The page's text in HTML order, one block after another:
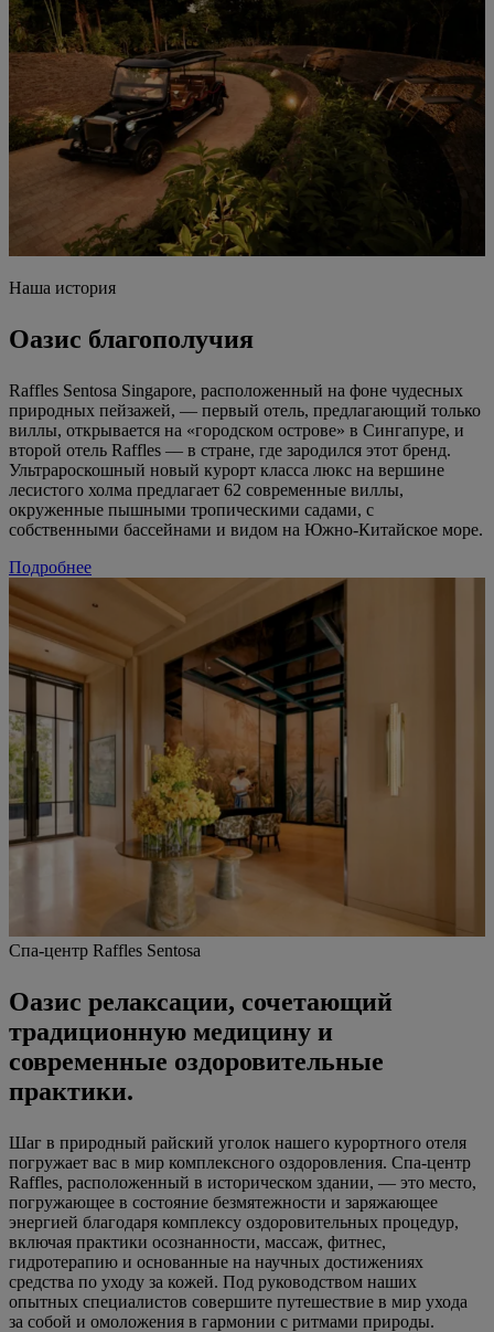
Наша история
Оазис благополучия
Raffles Sentosa Singapore, расположенный на фоне чудесных
природных пейзажей, — первый отель, предлагающий только
виллы, открывается на «городском острове» в Сингапуре, и
второй отель Raffles –– в стране, где зародился этот бренд.
Ультрароскошный новый курорт класса люкс на вершине
лесистого холма предлагает 62 современные виллы,
окруженные пышными тропическими садами, с
собственными бассейнами и видом на Южно-Китайское море.
Подробнее
Спа-центр Raffles Sentosa
Оазис релаксации, сочетающий
традиционную медицину и
современные оздоровительные
практики.
Шаг в природный райский уголок нашего курортного отеля
погружает вас в мир комплексного оздоровления. Спа-центр
Raffles, расположенный в историческом здании, — это место,
погружающее в состояние безмятежности и заряжающее
энергией благодаря комплексу оздоровительных процедур,
включая практики осознанности, массаж, фитнес,
гидротерапию и основанные на научных достижениях
средства по уходу за кожей. Под руководством наших
опытных специалистов совершите путешествие в мир ухода
за собой и омоложения в гармонии с ритмами природы.